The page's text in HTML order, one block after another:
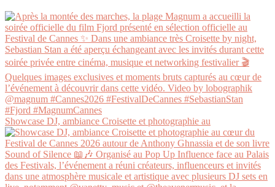
Showcase DJ, ambiance Croisette et photographie au